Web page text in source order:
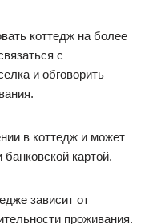
коттедж на более
с
и обговорить
в коттедж и может
картой.
зависит от
проживания.